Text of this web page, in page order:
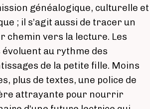
généalogique, culturelle et
; il s’agit aussi de tracer un
chemin vers la lecture. Les
évoluent au rythme des
de la petite fille. Moins
plus de textes, une police de
attrayante pour nourrir